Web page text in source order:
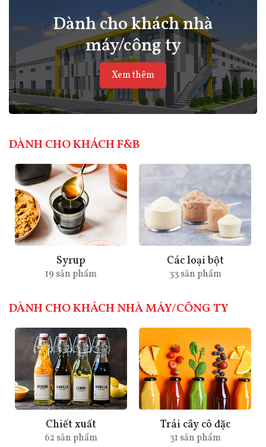
Dành cho khách nhà
máy/công ty
Xem thêm
DÀNH CHO KHÁCH F&B
DÀNH CHO KHÁCH NHÀ MÁY/CÔNG TY
sản phẩm
Trái cây cô đặc